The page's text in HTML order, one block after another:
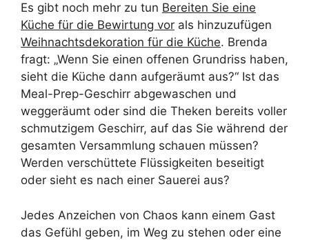
Es gibt noch mehr zu tun Bereiten Sie eine
Küche für die Bewirtung vor als hinzuzufügen
Weihnachtsdekoration für die Küche. Brenda
fragt: „Wenn Sie einen offenen Grundriss haben,
sieht die Küche dann aufgeräumt aus?“ Ist das
Meal-Prep-Geschirr abgewaschen und
weggeräumt oder sind die Theken bereits voller
schmutzigem Geschirr, auf das Sie während der
gesamten Versammlung schauen müssen?
Werden verschüttete Flüssigkeiten beseitigt
oder sieht es nach einer Sauerei aus?
Jedes Anzeichen von Chaos kann einem Gast
das Gefühl geben, im Weg zu stehen oder eine